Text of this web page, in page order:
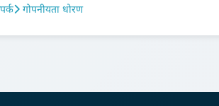
गोपनीयता धोरण